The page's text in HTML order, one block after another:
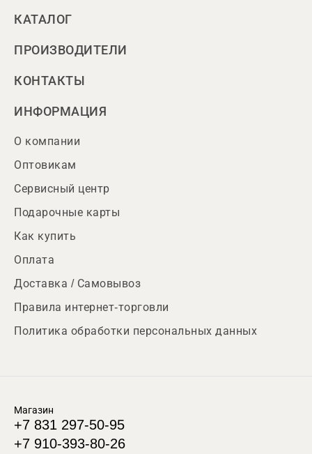
КАТАЛОГ
ПРОИЗВОДИТЕЛИ
КОНТАКТЫ
ИНФОРМАЦИЯ
О компании
Оптовикам
Сервисный центр
Подарочные карты
Как купить
Оплата
Доставка / Самовывоз
Правила интернет-торговли
Политика обработки персональных данных
Магазин
+7 831 297-50-95
+7 910-393-80-26